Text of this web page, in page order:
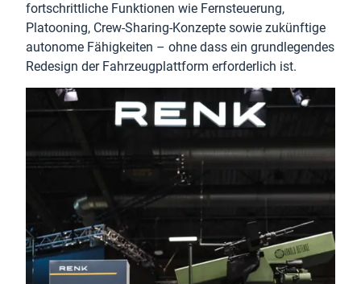
fortschrittliche Funktionen wie Fernsteuerung,
Platooning, Crew-Sharing-Konzepte sowie zukünftige
autonome Fähigkeiten – ohne dass ein grundlegendes
Redesign der Fahrzeugplattform erforderlich ist.